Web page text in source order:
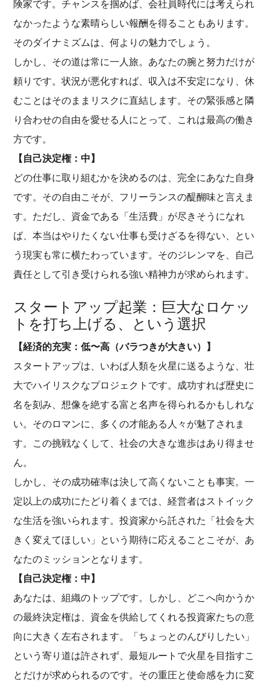
険家です。チャンスを掴めば、会社員時代には考えられ
なかったような素晴らしい報酬を得ることもあります。
そのダイナミズムは、何よりの魅力でしょう。
しかし、その道は常に一人旅。あなたの腕と努力だけが
頼りです。状況が悪化すれば、収入は不安定になり、休
むことはそのままリスクに直結します。その緊張感と隣
り合わせの自由を愛せる人にとって、これは最高の働き
方です。
【自己決定権：中】
どの仕事に取り組むかを決めるのは、完全にあなた自身
です。その自由こそが、フリーランスの醍醐味と言えま
す。ただし、資金である「生活費」が尽きそうになれ
ば、本当はやりたくない仕事も受けざるを得ない、とい
う現実も常に横たわっています。そのジレンマを、自己
責任として引き受けられる強い精神力が求められます。
スタートアップ起業：巨大なロケッ
トを打ち上げる、という選択
【経済的充実：低〜高（バラつきが大きい）】
スタートアップは、いわば人類を火星に送るような、壮
大でハイリスクなプロジェクトです。成功すれば歴史に
名を刻み、想像を絶する富と名声を得られるかもしれな
い。そのロマンに、多くの才能ある人々が魅了されま
す。この挑戦なくして、社会の大きな進歩はあり得ませ
ん。
しかし、その成功確率は決して高くないことも事実。一
定以上の成功にたどり着くまでは、経営者はストイック
な生活を強いられます。投資家から託された「社会を大
きく変えてほしい」という期待に応えることこそが、あ
なたのミッションとなります。
【自己決定権：中】
あなたは、組織のトップです。しかし、どこへ向かうか
の最終決定権は、資金を供給してくれる投資家たちの意
向に大きく左右されます。「ちょっとのんびりしたい」
という寄り道は許されず、最短ルートで火星を目指すこ
とだけが求められるのです。その重圧と使命感を力に変